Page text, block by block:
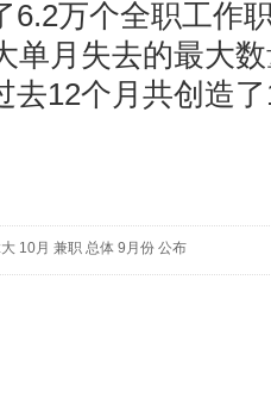
6.2万个全职工作
单月失去的最大
去12个月共创造
10月 兼职 总体 9月份 公布